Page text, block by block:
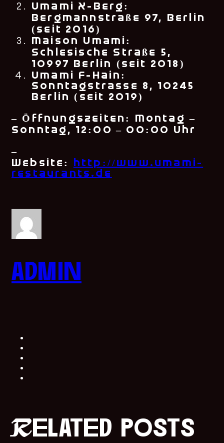
Umami X-Berg:
Bergmannstraße 97, Berlin
(seit 2016)
Maison Umami:
Schlesische Straße 5,
10997 Berlin (seit 2018)
Umami F-Hain:
Sonntagstrasse 8, 10245
Berlin (seit 2019)
– Öffnungszeiten: Montag –
Sonntag, 12:00 – 00:00 Uhr
–
Website:
http://www.umami-
restaurants.de
admin
Related posts